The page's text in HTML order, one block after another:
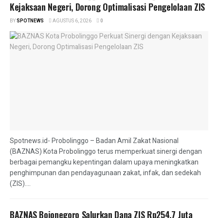
Kejaksaan Negeri, Dorong Optimalisasi Pengelolaan ZIS
BYSPOTNEWS AGUSTUS 6, 2026 0
Spotnews.id- Probolinggo – Badan Amil Zakat Nasional
(BAZNAS) Kota Probolinggo terus memperkuat sinergi dengan
berbagai pemangku kepentingan dalam upaya meningkatkan
penghimpunan dan pendayagunaan zakat, infak, dan sedekah
(ZIS)....
BAZNAS Bojonegoro Salurkan Dana ZIS Rp254,7 Juta